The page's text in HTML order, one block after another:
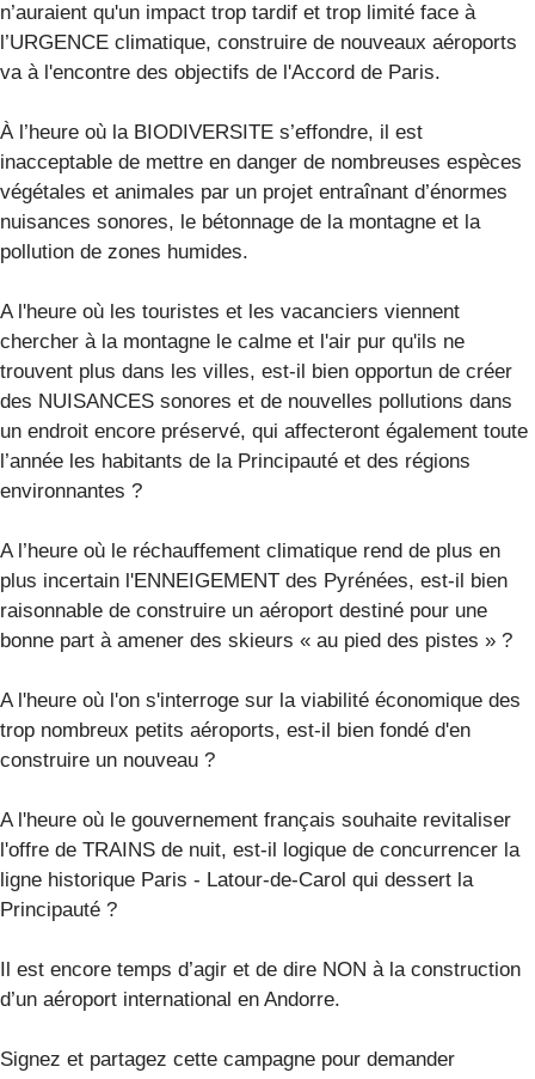
n’auraient qu'un impact trop tardif et trop limité face à
l’URGENCE climatique, construire de nouveaux aéroports
va à l'encontre des objectifs de l'Accord de Paris.
À l’heure où la BIODIVERSITE s’effondre, il est
inacceptable de mettre en danger de nombreuses espèces
végétales et animales par un projet entraînant d’énormes
nuisances sonores, le bétonnage de la montagne et la
pollution de zones humides.
A l'heure où les touristes et les vacanciers viennent
chercher à la montagne le calme et l'air pur qu'ils ne
trouvent plus dans les villes, est-il bien opportun de créer
des NUISANCES sonores et de nouvelles pollutions dans
un endroit encore préservé, qui affecteront également toute
l’année les habitants de la Principauté et des régions
environnantes ?
A l’heure où le réchauffement climatique rend de plus en
plus incertain l'ENNEIGEMENT des Pyrénées, est-il bien
raisonnable de construire un aéroport destiné pour une
bonne part à amener des skieurs « au pied des pistes » ?
A l'heure où l'on s'interroge sur la viabilité économique des
trop nombreux petits aéroports, est-il bien fondé d'en
construire un nouveau ?
A l'heure où le gouvernement français souhaite revitaliser
l'offre de TRAINS de nuit, est-il logique de concurrencer la
ligne historique Paris - Latour-de-Carol qui dessert la
Principauté ?
Il est encore temps d’agir et de dire NON à la construction
d’un aéroport international en Andorre.
Signez et partagez cette campagne pour demander